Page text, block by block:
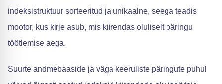
indeksistruktuur sorteeritud ja unikaalne, seega teadis
mootor, kus kirje asub, mis kiirendas oluliselt päringu
töötlemise aega.
Suurte andmebaaside ja väga keeruliste päringute puhul